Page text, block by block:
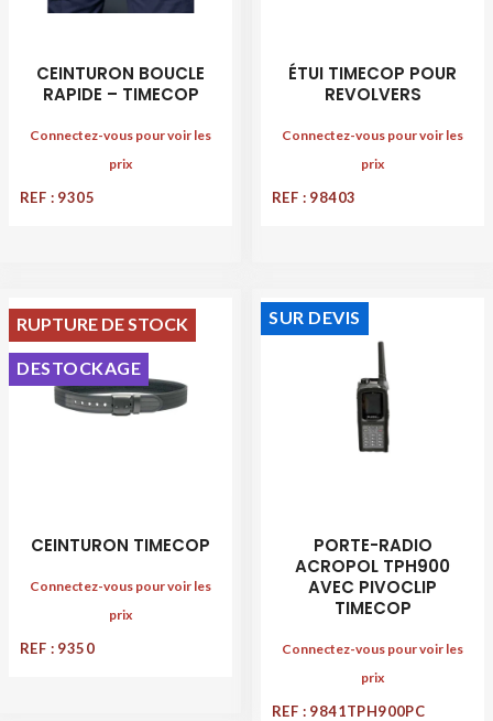
CEINTURON BOUCLE
RAPIDE – TIMECOP
Connectez-vous pour voir les
prix
REF : 9305
ÉTUI TIMECOP POUR
REVOLVERS
Connectez-vous pour voir les
prix
REF : 98403
CEINTURON TIMECOP
Connectez-vous pour voir les
prix
REF : 9350
RUPTURE DE STOCK
DESTOCKAGE
PORTE-RADIO
ACROPOL TPH900
AVEC PIVOCLIP
TIMECOP
Connectez-vous pour voir les
prix
REF : 9841TPH900PC
SUR DEVIS